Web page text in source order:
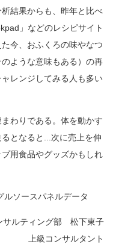
結果から も、昨年と比べ
」などのレシピサイト
今、おふくろの味やなつ
ような意味もある）の再
レンジ してみる 人も多い
わりである。体を動かす
となると ...次に売上を伸
用食品やグッズかも しれ
ルソースパネルデータ
サルティング部 松下東子
上級コンサルタント